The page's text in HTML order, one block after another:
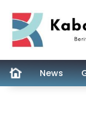
content
News